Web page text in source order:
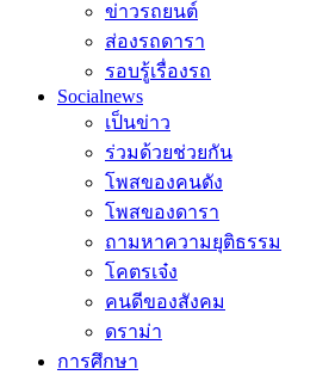
ข่าวรถยนต์
ส่องรถดารา
รอบรู้เรื่องรถ
Socialnews
เป็นข่าว
ร่วมด้วยช่วยกัน
โพสของคนดัง
โพสของดารา
ถามหาความยุติธรรม
โคตรเจ๋ง
คนดีของสังคม
ดราม่า
การศึกษา